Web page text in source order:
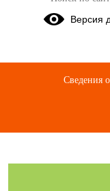
Формы Версия
Сведения